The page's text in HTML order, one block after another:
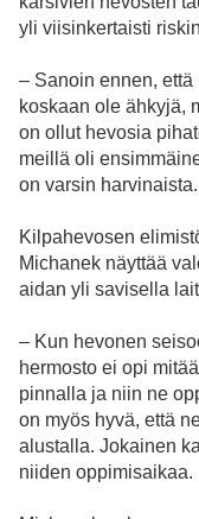
yli viisinkertaisti
– Sanoin ennen,
koskaan ole ähkyjä,
on ollut hevosia
meillä oli
on varsin harvinaista.
Kilpahevosen
Michanek näyttää
aidan yli savisella
– Kun hevonen
hermosto ei opi
pinnalla ja niin ne
on myös hyvä, että
alustalla. Jokainen
niiden oppimisaikaa.